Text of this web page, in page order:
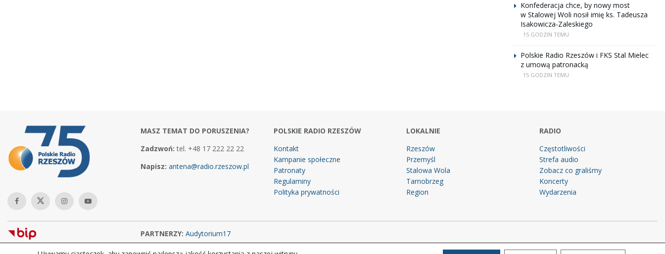
Konfederacja chce, by nowy most
w Stalowej Woli nosił imię ks. Tadeusza
Isakowicza-Zaleskiego
15 GODZIN TEMU
Polskie Radio Rzeszów i FKS Stal Mielec
z umową patronacką
15 GODZIN TEMU
MASZ TEMAT DO PORUSZENIA?
Zadzwoń: tel. +48 17 222 22 22
Napisz: antena@radio.rzeszow.pl
POLSKIE RADIO RZESZÓW
Kontakt
Kampanie społeczne
Patronaty
Regulaminy
Polityka prywatności
LOKALNIE
Rzeszów
Przemyśl
Stalowa Wola
Tarnobrzeg
Region
RADIO
Częstotliwości
Strefa audio
Zobacz co graliśmy
Koncerty
Wydarzenia
PARTNERZY: Audytorium17